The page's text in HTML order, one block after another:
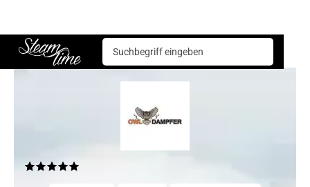
Steam time
Liquids OWL Smoke Leaf Virginia Blend Liquid 10ml / 10mg Nikotinsalz